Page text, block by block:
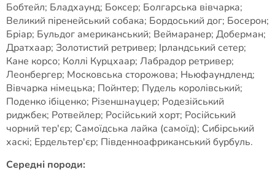
Бобтейл; Бладхаунд; Боксер; Болгарська вівчарка;
Великий піренейський собака; Бордоський дог; Босерон;
Бріар; Бульдог американський; Веймаранер; Доберман;
Дратхаар; Золотистий ретривер; Ірландський сетер;
Кане корсо; Коллі Курцхаар; Лабрадор ретривер;
Леонбергер; Московська сторожова; Ньюфаундленд;
Вівчарка німецька; Пойнтер; Пудель королівський;
Поденко ібіценко; Різеншнауцер; Родезійський
риджбек; Ротвейлер; Російський хорт; Російський
чорний тер'єр; Самоїдська лайка (самоїд); Сибірський
хаскі; Ердельтер'єр; Південноафриканський бурбуль.
Середні породи: